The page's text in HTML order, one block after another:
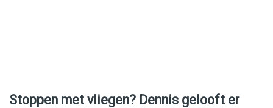
Stoppen met vliegen? Dennis gelooft er